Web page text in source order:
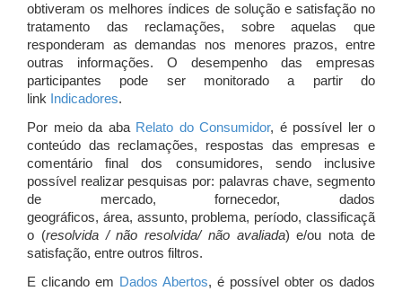
obtiveram os melhores índices de solução e satisfação no
tratamento das reclamações, sobre aquelas que
responderam as demandas nos menores prazos, entre
outras informações. O desempenho das empresas
participantes pode ser monitorado a partir do
link Indicadores.
Por meio da aba Relato do Consumidor, é possível ler o
conteúdo das reclamações, respostas das empresas e
comentário final dos consumidores, sendo inclusive
possível realizar pesquisas por: palavras chave, segmento
de mercado, fornecedor, dados
geográficos, área, assunto, problema, período, classificaçã
o (resolvida / não resolvida/ não avaliada) e/ou nota de
satisfação, entre outros filtros.
E clicando em Dados Abertos, é possível obter os dados